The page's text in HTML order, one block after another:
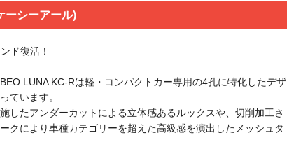
ーシーアール)
ド復活！
LUNA KC-Rは軽・コンパクトカー専用の4孔に特化したデザ
ています。
したアンダーカットによる立体感あるルックスや、切削加工さ
クにより車種カテゴリーを超えた高級感を演出したメッシュタ